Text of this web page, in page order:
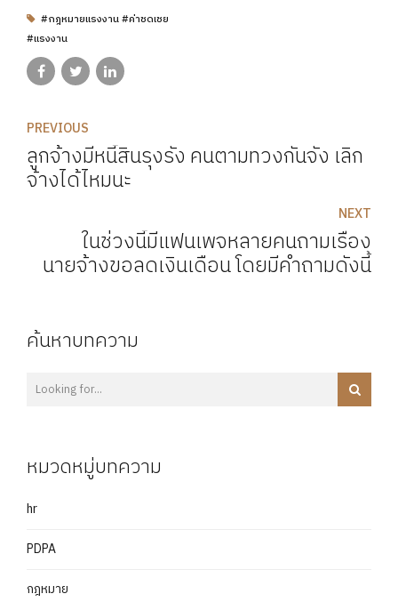
#กฎหมายแรงงาน #ค่าชดเชย
#แรงงาน
PREVIOUS
ลูกจ้างมีหนี้สินรุงรัง คนตามทวงกันจัง เลิก
จ้างได้ไหมนะ
NEXT
ในช่วงนี้มีแฟนเพจหลายคนถามเรื่อง
นายจ้างขอลดเงินเดือน โดยมีคำถามดังนี้
ค้นหาบทความ
หมวดหมู่บทความ
hr
PDPA
กฎหมาย